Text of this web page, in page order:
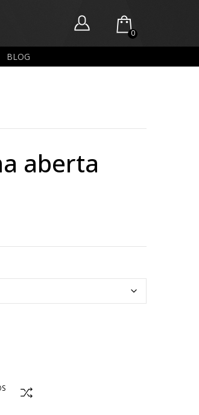
0
não possui itens no seu carrinho.
ou endereço de e-mail
Lembrar-me
BLOG
aberta